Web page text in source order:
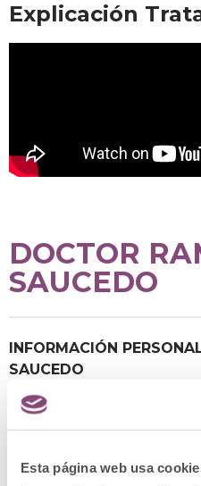
Esta página web usa
DOCTOR
SAUCEDO
INFORMACIÓN
SAUCEDO
Nacionalidad:
EXPERIENCIA
Explicación